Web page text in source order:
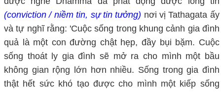
(conviction / niềm tin, sự tin tưởng) nơi vị Tathagata ấy
và tự nghĩ rằng: 'Cuộc sống trong khung cảnh gia đình
quả là một con đường chật hẹp, đầy bụi bặm. Cuộc
sống thoát ly gia đình sẽ mở ra cho mình một bầu
không gian rộng lớn hơn nhiều. Sống trong gia đình
thật hết sức khó tạo được cho mình một kiếp sống